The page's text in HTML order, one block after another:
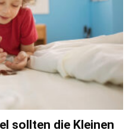
sollten die Kleinen